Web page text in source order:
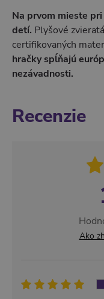
Na prvom mieste
detí. Plyšové
certifikovaných
hračky spĺňajú
nezávadnosti.
Recenzie
Ako